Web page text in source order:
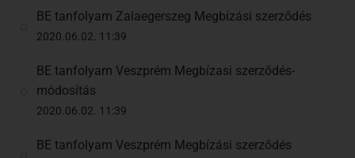
BE tanfolyam Zalaegerszeg Megbízási szerződés
2020.06.02. 11:39
BE tanfolyam Veszprém Megbízasi szerződés-
módosítás
2020.06.02. 11:39
BE tanfolyam Veszprém Megbízási szerződés